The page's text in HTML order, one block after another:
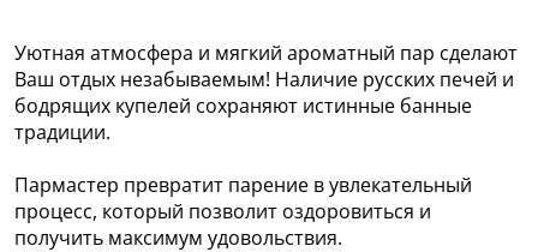
Уютная атмосфера и мягкий ароматный пар сделают
Ваш отдых незабываемым! Наличие русских печей и
бодрящих купелей сохраняют истинные банные
традиции.
Пармастер превратит парение в увлекательный
процесс, который позволит оздоровиться и
получить максимум удовольствия.